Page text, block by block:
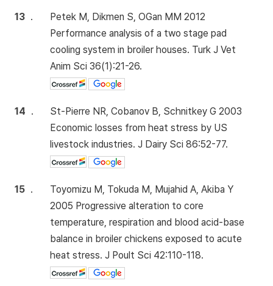
13 .
Petek M, Dikmen S, OGan MM 2012
Performance analysis of a two stage pad
cooling system in broiler houses. Turk J Vet
Anim Sci 36(1):21-26.
14 .
St-Pierre NR, Cobanov B, Schnitkey G 2003
Economic losses from heat stress by US
livestock industries. J Dairy Sci 86:52-77.
15 .
Toyomizu M, Tokuda M, Mujahid A, Akiba Y
2005 Progressive alteration to core
temperature, respiration and blood acid-base
balance in broiler chickens exposed to acute
heat stress. J Poult Sci 42:110-118.